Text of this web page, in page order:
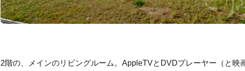
2階の、メインのリビングルーム。AppleTVとDVDプレーヤー（と映